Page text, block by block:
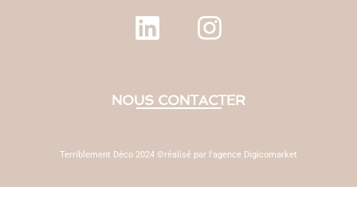
NOUS CONTACTER
Terriblement Déco 2024 ©réalisé par l'agence Digicomarket